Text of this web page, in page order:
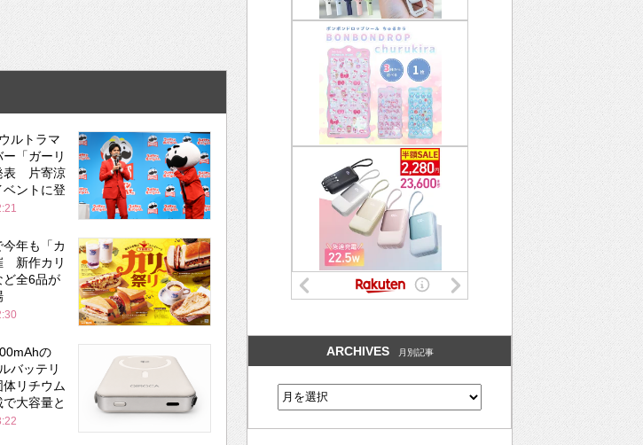
ルトラマ
「ガーリ
表 片寄涼
ントに登
年も「カ
新作カリ
ど全6品が
の
バッテリ
リチウム
大容量と
ARCHIVES 月別記事